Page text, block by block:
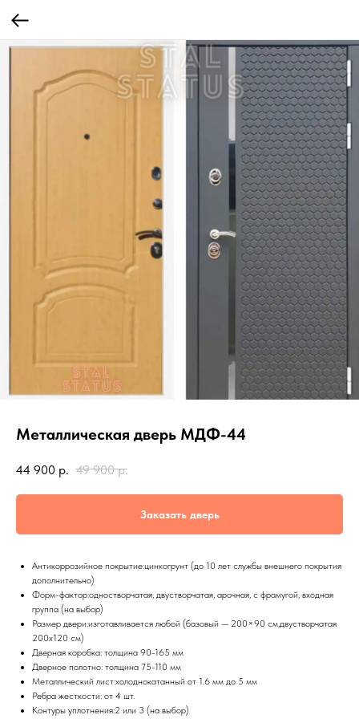
Металлическая дверь МДФ-44
44 900 р. 49 900 р.
Заказать дверь
Антикоррозийное покрытие:цинкогрунт (до 10 лет службы внешнего покрытия
дополнительно)
Форм-фактор:одностворчатая, двустворчатая, арочная, с фрамугой, входная
группа (на выбор)
Размер двери:изготавливается любой (базовый — 200×90 см,двустворчатая
200х120 см)
Дверная коробка: толщина 90-165 мм
Дверное полотно: толщина 75-110 мм
Металлический лист:холоднокатанный от 1.6 мм до 5 мм
Ребра жесткости: от 4 шт.
Контуры уплотнения:2 или 3 (на выбор)